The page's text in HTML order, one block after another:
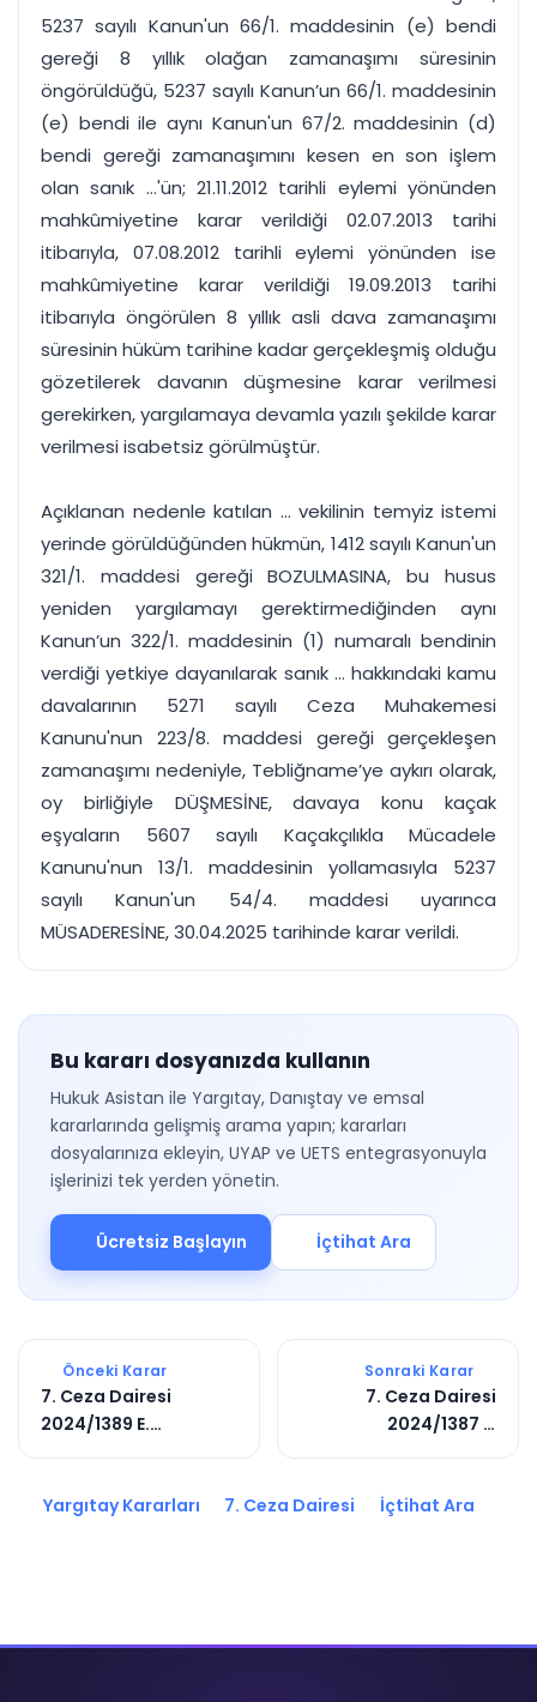
5237 sayılı Kanun'un 66/1. maddesinin (e) bendi
gereği 8 yıllık olağan zamanaşımı süresinin
öngörüldüğü, 5237 sayılı Kanun’un 66/1. maddesinin
(e) bendi ile aynı Kanun'un 67/2. maddesinin (d)
bendi gereği zamanaşımını kesen en son işlem
olan sanık ...'ün; 21.11.2012 tarihli eylemi yönünden
mahkûmiyetine karar verildiği 02.07.2013 tarihi
itibarıyla, 07.08.2012 tarihli eylemi yönünden ise
mahkûmiyetine karar verildiği 19.09.2013 tarihi
itibarıyla öngörülen 8 yıllık asli dava zamanaşımı
süresinin hüküm tarihine kadar gerçekleşmiş olduğu
gözetilerek davanın düşmesine karar verilmesi
gerekirken, yargılamaya devamla yazılı şekilde karar
verilmesi isabetsiz görülmüştür.
Açıklanan nedenle katılan ... vekilinin temyiz istemi
yerinde görüldüğünden hükmün, 1412 sayılı Kanun'un
321/1. maddesi gereği BOZULMASINA, bu husus
yeniden yargılamayı gerektirmediğinden aynı
Kanun’un 322/1. maddesinin (1) numaralı bendinin
verdiği yetkiye dayanılarak sanık ... hakkındaki kamu
davalarının 5271 sayılı Ceza Muhakemesi
Kanunu'nun 223/8. maddesi gereği gerçekleşen
zamanaşımı nedeniyle, Tebliğname’ye aykırı olarak,
oy birliğiyle DÜŞMESİNE, davaya konu kaçak
eşyaların 5607 sayılı Kaçakçılıkla Mücadele
Kanunu'nun 13/1. maddesinin yollamasıyla 5237
sayılı Kanun'un 54/4. maddesi uyarınca
MÜSADERESİNE, 30.04.2025 tarihinde karar verildi.
Bu kararı dosyanızda kullanın
Hukuk Asistan ile Yargıtay, Danıştay ve emsal
kararlarında gelişmiş arama yapın; kararları
dosyalarınıza ekleyin, UYAP ve UETS entegrasyonuyla
işlerinizi tek yerden yönetin.
Ücretsiz Başlayın İçtihat Ara
Önceki Karar
7. Ceza Dairesi
2024/1389 E.
Sonraki Karar
7. Ceza Dairesi
2024/1387 E.
Yargıtay Kararları 7. Ceza Dairesi İçtihat Ara